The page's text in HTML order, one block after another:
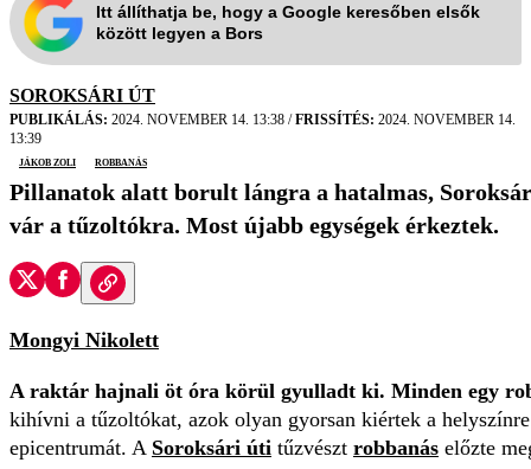
Itt állíthatja be, hogy a Google keresőben elsők
között legyen a Bors
SOROKSÁRI ÚT
PUBLIKÁLÁS: 2024. NOVEMBER 14. 13:38 /FRISSÍTÉS: 2024. NOVEMBER 14.
13:39
Jákob Zoli
robbanás
Pillanatok alatt borult lángra a hatalmas,
vár a tűzoltókra. Most újabb egységek érkeztek.
Mongyi Nikolett
A raktár hajnali öt óra körül gyulladt ki. Minden egy
kihívni a tűzoltókat, azok olyan gyorsan kiértek a
epicentrumát. A Soroksári úti tűzvészt robbanás előzte